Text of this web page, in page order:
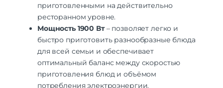
приготовленными на действительно
ресторанном уровне.
Мощность 1900 Вт– позволяет легко и
быстро приготовить разнообразные блюда
для всей семьи и обеспечивает
оптимальный баланс между скоростью
приготовления блюд и объёмом
потребления электроэнергии.